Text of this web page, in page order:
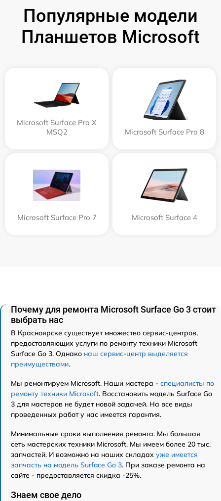
Популярные модели
Планшетов Microsoft
Microsoft Surface Pro X
MSQ2
Microsoft Surface Pro 8
Microsoft Surface Pro 7 Microsoft Surface 4
Почему для ремонта Microsoft Surface Go 3 стоит
выбрать нас
В Красноярске существует множество сервис-центров,
предоставляющих услуги по ремонту техники Microsoft
Surface Go 3. Однако наш сервис-центр выделяется
преимуществами.
Мы ремонтируем Microsoft. Наши мастера - специалисты по
ремонту техники Microsoft. Восстановить модель Surface Go
3 для мастеров не будет новой задачей. На все виды
проведенных работ у нас имеется гарантия.
Минимальные сроки выполнения ремонта. Мы большая
сеть мастерских техники Microsoft. Мы имеем более 20 тыс.
запчастей. И возможно на наших складах уже имеется
запчасть на модель Surface Go 3. При заказе ремонта на
сайте - предоставляется скидка -25%.
Знаем свое дело